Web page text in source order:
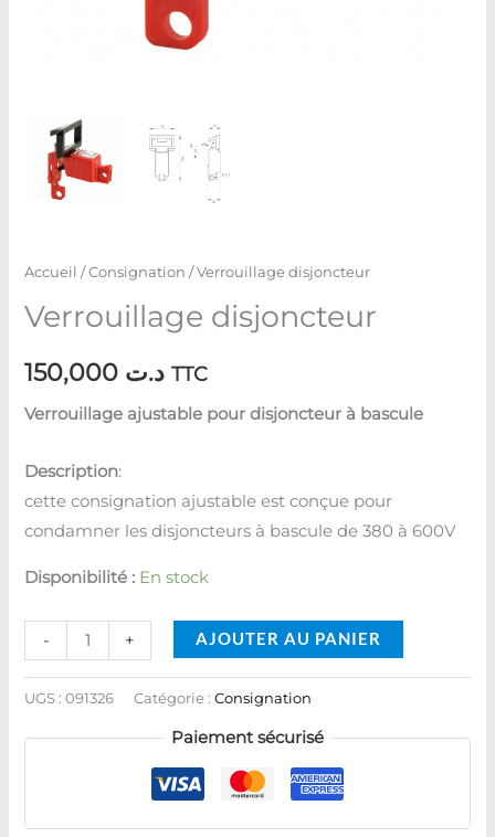
Accueil /Consignation / Verrouillage disjoncteur
Verrouillage disjoncteur
د.ت TTC
Verrouillage ajustable pour disjoncteur à bascule
Description:
cette consignation ajustable est conçue pour
condamner les disjoncteurs à bascule de 380 à 600V
Disponibilité : En stock
- + AJOUTER AU PANIER
UGS :091326 Catégorie :Consignation
Paiement sécurisé